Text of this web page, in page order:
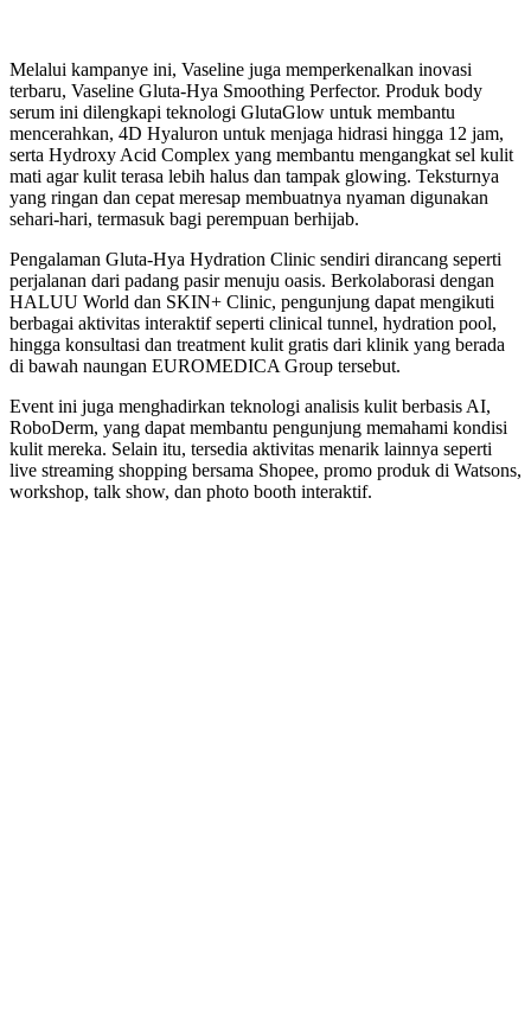
Melalui kampanye ini, Vaseline juga memperkenalkan inovasi
terbaru, Vaseline Gluta-Hya Smoothing Perfector. Produk body
serum ini dilengkapi teknologi GlutaGlow untuk membantu
mencerahkan, 4D Hyaluron untuk menjaga hidrasi hingga 12 jam,
serta Hydroxy Acid Complex yang membantu mengangkat sel kulit
mati agar kulit terasa lebih halus dan tampak glowing. Teksturnya
yang ringan dan cepat meresap membuatnya nyaman digunakan
sehari-hari, termasuk bagi perempuan berhijab.
Pengalaman Gluta-Hya Hydration Clinic sendiri dirancang seperti
perjalanan dari padang pasir menuju oasis. Berkolaborasi dengan
HALUU World dan SKIN+ Clinic, pengunjung dapat mengikuti
berbagai aktivitas interaktif seperti clinical tunnel, hydration pool,
hingga konsultasi dan treatment kulit gratis dari klinik yang berada
di bawah naungan EUROMEDICA Group tersebut.
Event ini juga menghadirkan teknologi analisis kulit berbasis AI,
RoboDerm, yang dapat membantu pengunjung memahami kondisi
kulit mereka. Selain itu, tersedia aktivitas menarik lainnya seperti
live streaming shopping bersama Shopee, promo produk di Watsons,
workshop, talk show, dan photo booth interaktif.